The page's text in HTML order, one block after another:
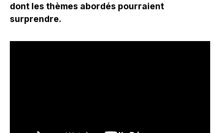
dont les thèmes abordés pourraient
surprendre.